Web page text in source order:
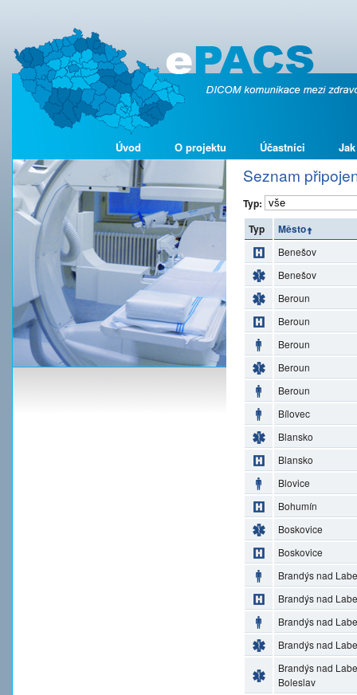
Úvod O projektu Účastníci
Seznam
Typ:
Typ
Město
Benešov
Benešov
Beroun
Beroun
Beroun
Beroun
Beroun
Bílovec
Blansko
Blansko
Blovice
Bohumín
Boskovice
Boskovice
Brandýs nad
Brandýs nad
Brandýs nad
Brandýs nad
Brandýs nad
Boleslav